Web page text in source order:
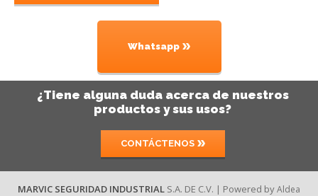
Whatsapp
¿Tiene alguna duda acerca de nuestros
productos y sus usos?
CONTÁCTENOS
MARVIC SEGURIDAD INDUSTRIAL S.A. DE C.V. | Powered byAldea